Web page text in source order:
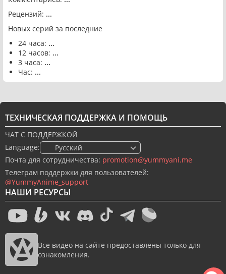
Рецензий: ...
Новых серий за последние
24 часа: ...
12 часов: ...
3 часа: ...
Час: ...
НАШИ РЕСУРСЫ
Все видео на сайте предоставлены только для
ознакомления.
ТЕХНИЧЕСКАЯ ПОДДЕРЖКА И ПОМОЩЬ
ЧАТ С ПОДДЕРЖКОЙ
Language:
🇷🇺 Русский
Почта для сотрудничества: promotion@yummyani.me
Телеграм поддержки для пользователей:
@YummyAnime_support